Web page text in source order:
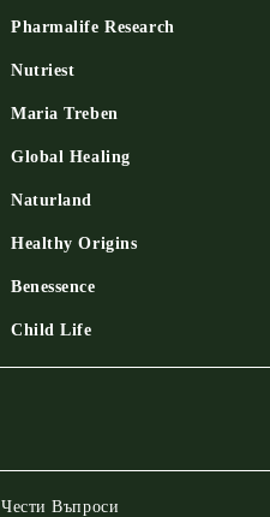
Pharmalife Research
Nutriest
Maria Treben
Global Healing
Naturland
Healthy Origins
Benessence
Child Life
Чести Въпроси